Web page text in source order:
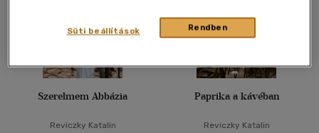
Alkalmaz
Szerelmem Abbázia
Reviczky Katalin
Paprika a kávéban
Reviczky Katalin
Rendben
Süti beállítások